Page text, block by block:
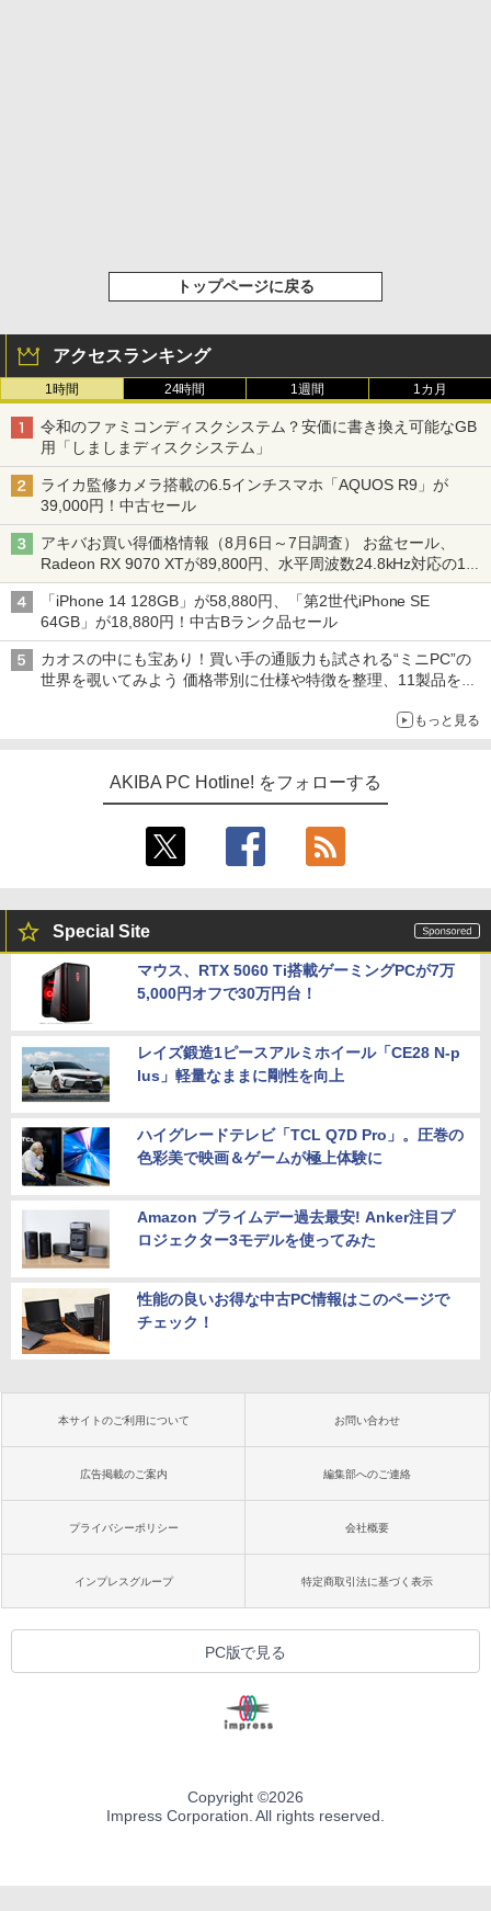
トップページに戻る
アクセスランキング
1時間 24時間 1週間 1カ月
令和のファミコンディスクシステム？安価に書き換え可能なGB
用「しましまディスクシステム」
ライカ監修カメラ搭載の6.5インチスマホ「AQUOS R9」が
39,000円！中古セール
アキバお買い得価格情報（8月6日～7日調査） お盆セール、
Radeon RX 9070 XTが89,800円、水平周波数24.8kHz対応の17
型モニターが9,801円、暑さ指数連動セール ほか
「iPhone 14 128GB」が58,880円、「第2世代iPhone SE
64GB」が18,880円！中古Bランク品セール
カオスの中にも宝あり！買い手の通販力も試される“ミニPC”の
世界を覗いてみよう 価格帯別に仕様や特徴を整理、11製品をピ
もっと見る
AKIBA PC Hotline! をフォローする
Special Site
マウス、RTX 5060 Ti搭載ゲーミングPCが7万
5,000円オフで30万円台！
レイズ鍛造1ピースアルミホイール「CE28 N-p
lus」軽量なままに剛性を向上
ハイグレードテレビ「TCL Q7D Pro」。圧巻の
色彩美で映画＆ゲームが極上体験に
Amazon プライムデー過去最安! Anker注目プ
ロジェクター3モデルを使ってみた
性能の良いお得な中古PC情報はこのページで
チェック！
本サイトのご利用について お問い合わせ
広告掲載のご案内 編集部へのご連絡
プライバシーポリシー 会社概要
インプレスグループ 特定商取引法に基づく表示
PC版で見る
Copyright ©2026
Impress Corporation. All rights reserved.